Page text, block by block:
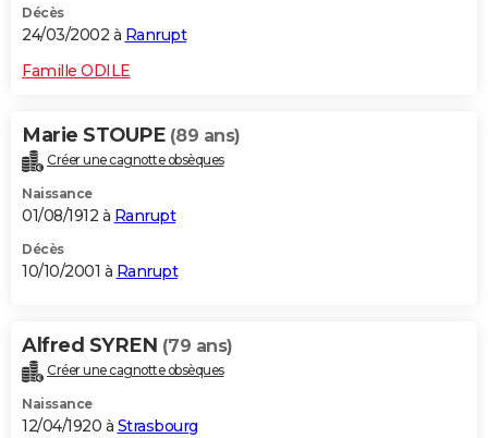
Décès
24/03/2002 à Ranrupt
Famille ODILE
Marie STOUPE (89 ans)
Créer une cagnotte obsèques
Naissance
01/08/1912 à Ranrupt
Décès
10/10/2001 à Ranrupt
Alfred SYREN (79 ans)
Créer une cagnotte obsèques
Naissance
12/04/1920 à Strasbourg